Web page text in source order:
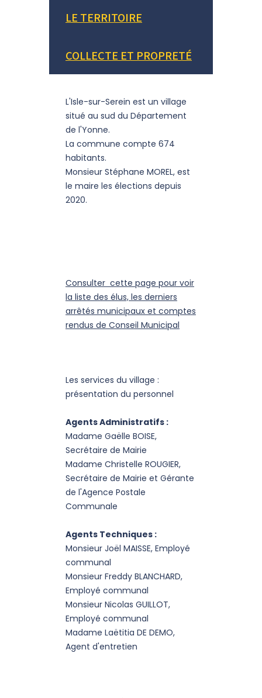
LE TERRITOIRE
COLLECTE ET PROPRETÉ
L'Isle-sur-Serein est un village
situé au sud du Département
de l'Yonne.
La commune compte 674
habitants.
Monsieur Stéphane MOREL, est
le maire les élections depuis
2020.
Consulter cette page pour voir
la liste des élus, les derniers
arrêtés municipaux et comptes
rendus de Conseil Municipal
Les services du village :
présentation du personnel
Agents Administratifs :
Madame Gaëlle BOISE,
Secrétaire de Mairie
Madame Christelle ROUGIER,
Secrétaire de Mairie et Gérante
de l'Agence Postale
Communale
Agents Techniques :
Monsieur Joël MAISSE, Employé
communal
Monsieur Freddy BLANCHARD,
Employé communal
Monsieur Nicolas GUILLOT,
Employé communal
Madame Laëtitia DE DEMO,
Agent d'entretien